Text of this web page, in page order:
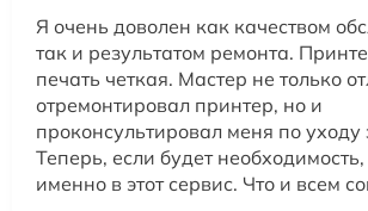
Я очень доволен как качеством
так и результатом ремонта.
печать четкая. Мастер не только
отремонтировал принтер, но и
проконсультировал меня по уходу
Теперь, если будет
именно в этот сервис. Что и всем